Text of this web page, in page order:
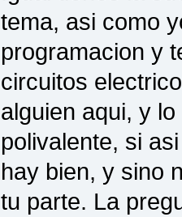
tema, asi como
programacion y
circuitos
alguien aqui, y
polivalente, si
hay bien, y sino
tu parte. La